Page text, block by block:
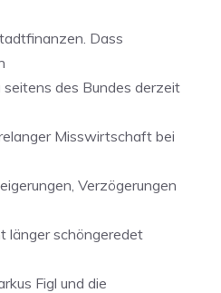
Dass
des Bundes derzeit
Misswirtschaft bei
Verzögerungen
länger schöngeredet
Figl und die